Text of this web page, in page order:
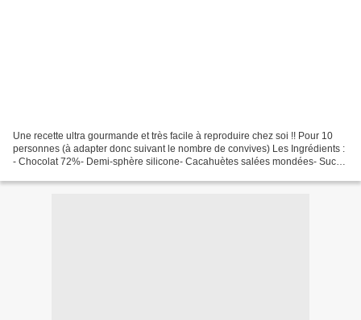
Une recette ultra gourmande et très facile à reproduire chez soi !! Pour 10
personnes (à adapter donc suivant le nombre de convives) Les Ingrédients :
- Chocolat 72%- Demi-sphère silicone- Cacahuètes salées mondées- Sucre